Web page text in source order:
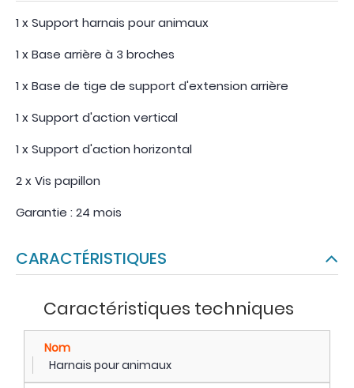
1 x Support harnais pour animaux
1 x Base arrière à 3 broches
1 x Base de tige de support d'extension arrière
1 x Support d'action vertical
1 x Support d'action horizontal
2 x Vis papillon
Garantie : 24 mois
CARACTÉRISTIQUES
Caractéristiques techniques
Nom
Harnais pour animaux